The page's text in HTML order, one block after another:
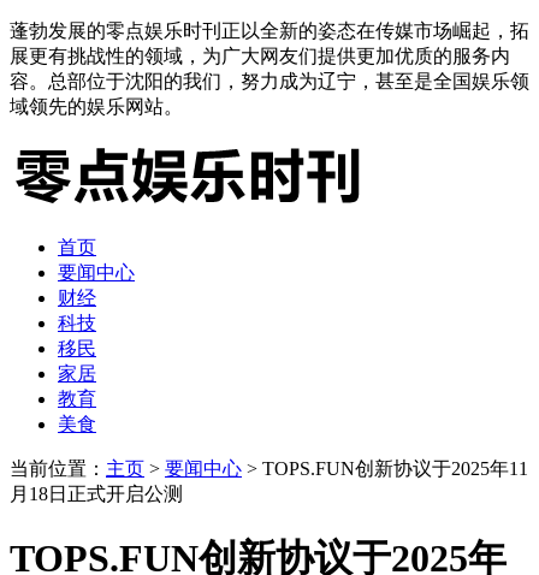
蓬勃发展的零点娱乐时刊正以全新的姿态在传媒市场崛起，拓
展更有挑战性的领域，为广大网友们提供更加优质的服务内
容。总部位于沈阳的我们，努力成为辽宁，甚至是全国娱乐领
域领先的娱乐网站。
首页
要闻中心
财经
科技
移民
家居
教育
美食
当前位置： 主页 > 要闻中心 > TOPS.FUN创新协议于2025年11
月18日正式开启公测
TOPS.FUN创新协议于2025年